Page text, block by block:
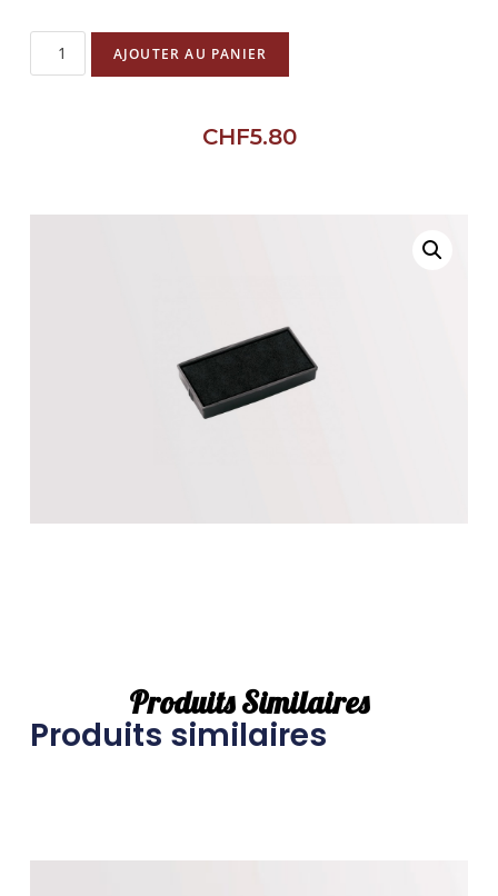
AJOUTER AU PANIER
CHF5.80
Produits Similaires
Produits similaires